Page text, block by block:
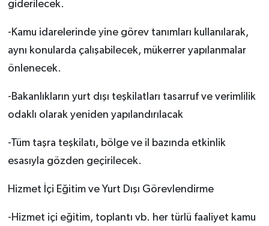
giderilecek.
-Kamu idarelerinde yine görev tanımları kullanılarak,
aynı konularda çalışabilecek, mükerrer yapılanmalar
önlenecek.
-Bakanlıkların yurt dışı teşkilatları tasarruf ve verimlilik
odaklı olarak yeniden yapılandırılacak
-Tüm taşra teşkilatı, bölge ve il bazında etkinlik
esasıyla gözden geçirilecek.
Hizmet İçi Eğitim ve Yurt Dışı Görevlendirme
-Hizmet içi eğitim, toplantı vb. her türlü faaliyet kamu